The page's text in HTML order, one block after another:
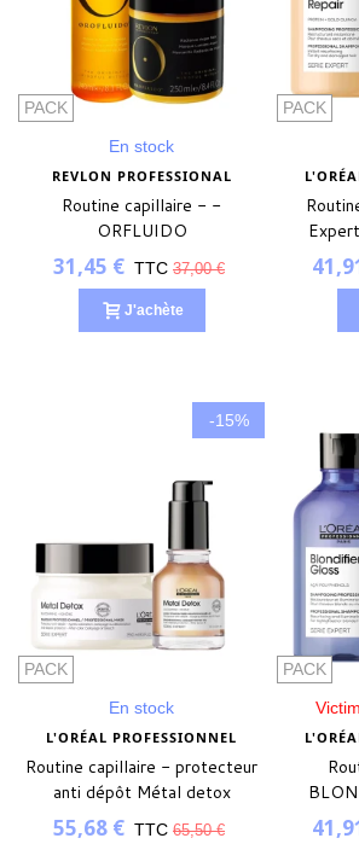
PACK
En stock
REVLON PROFESSIONAL
Routine capillaire - -
ORFLUIDO
31,45 € TTC 37,00 €
J'achète
PACK
PACK
-15%
En stock
L'ORÉAL PROFESSIONNEL
Routine capillaire - protecteur
anti dépôt Métal detox
55,68 € TTC 65,50 €
PACK